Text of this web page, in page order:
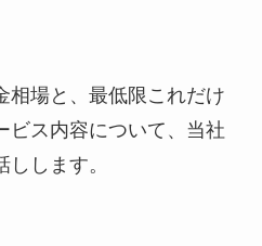
相場と、最低限これだけ
ビス内容について、当社
します。